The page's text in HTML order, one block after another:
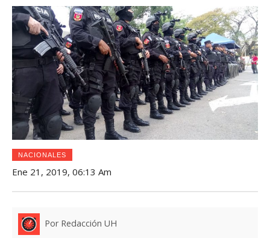
NACIONALES
Ene 21, 2019, 06:13 Am
Por Redacción UH